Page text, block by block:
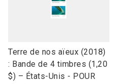
link
to
open
Terre de nos aïeux (2018)
: Bande de 4 timbres (1,20
$) – États-Unis - POUR